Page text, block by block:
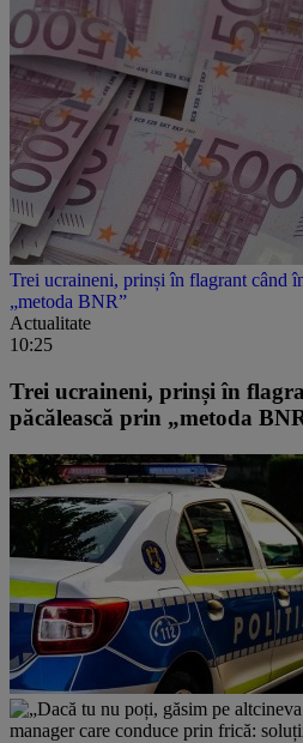
Trei ucraineni, prinși în flagrant când
„metoda BNR”
Actualitate
10:25
Trei ucraineni, prinși în
păcălească prin „metoda